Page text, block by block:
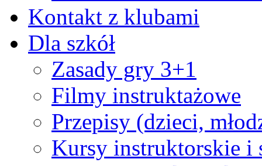
Kontakt z klubami
Dla szkół
Zasady gry 3+1
Filmy instruktażowe
Przepisy (dzieci,
Kursy instruktorskie i